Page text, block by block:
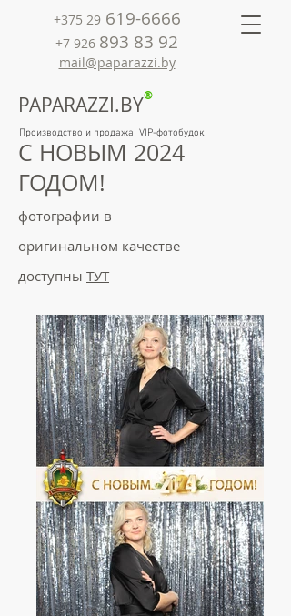
PAPARAZZI.BY®
Производство и продажа VIP-фотобудок
+375 29 619-6666
+7 926 893 83 92
mail@paparazzi.by
С НОВЫМ 2024
ГОДОМ!
фотографии в
оригинальном качестве
доступны ТУТ